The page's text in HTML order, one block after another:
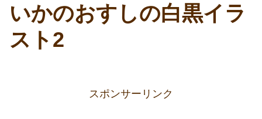
いかのおすしの白黒イラ
スト2
スポンサーリンク